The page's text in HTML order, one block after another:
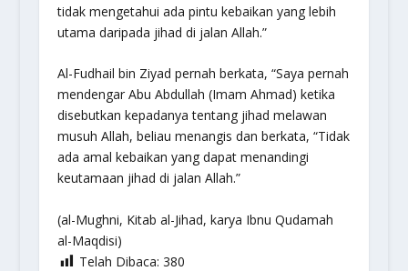
tidak mengetahui ada pintu kebaikan yang lebih
utama daripada jihad di jalan Allah.”
Al-Fudhail bin Ziyad pernah berkata, “Saya pernah
mendengar Abu Abdullah (Imam Ahmad) ketika
disebutkan kepadanya tentang jihad melawan
musuh Allah, beliau menangis dan berkata, “Tidak
ada amal kebaikan yang dapat menandingi
keutamaan jihad di jalan Allah.”
(al-Mughni, Kitab al-Jihad, karya Ibnu Qudamah
al-Maqdisi)
Telah Dibaca: 380